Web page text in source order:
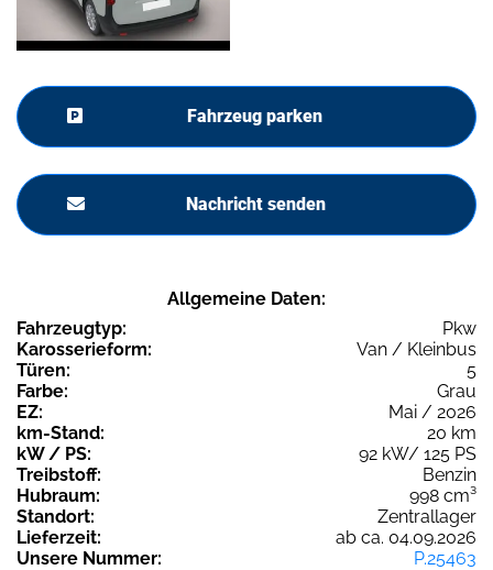
Fahrzeug parken
Nachricht senden
Allgemeine Daten:
Fahrzeugtyp:
Pkw
Karosserieform:
Van / Kleinbus
Türen:
5
Farbe:
Grau
EZ:
Mai / 2026
km-Stand:
20 km
kW / PS:
92 kW/ 125 PS
Treibstoff:
Benzin
Hubraum:
998 cm³
Standort:
Zentrallager
Lieferzeit:
ab ca. 04.09.2026
Unsere Nummer:
P.25463